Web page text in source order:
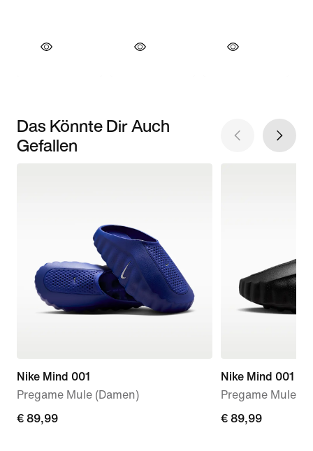
Das Könnte Dir Auch
Gefallen
Nike Mind 001
Pregame Mule (Damen)
€ 89,99
€ 89,99
Nike Mind 001
Pregame Mules
€ 89,99
€ 89,99